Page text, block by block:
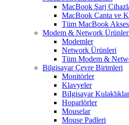
MacBook Şarj
MacBook Çanta ve
Tüm MacBook
Modem & Network
Modemler
Network Ürünleri
Tüm Modem &
Bilgisayar Çevre Birimleri
Monitörler
Klavyeler
BiIgisayar
Hoparlörler
Mouselar
Mouse Padleri